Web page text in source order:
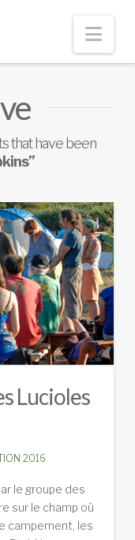
that have been
Lucioles
2016
le groupe des
sur le champ où
campement, les